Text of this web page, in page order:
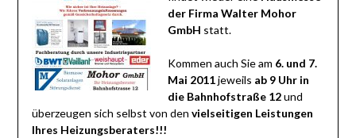
der Firma Walter Mohor
GmbH statt.
Kommen auch Sie am 6. und 7.
Mai 2011jeweils ab 9 Uhr in
die Bahnhofstraße 12und
überzeugen sich selbst von den vielseitigen Leistungen
Ihres Heizungsberaters!!!